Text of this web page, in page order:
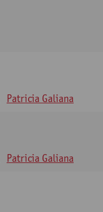
Patricia Galiana
Patricia Galiana